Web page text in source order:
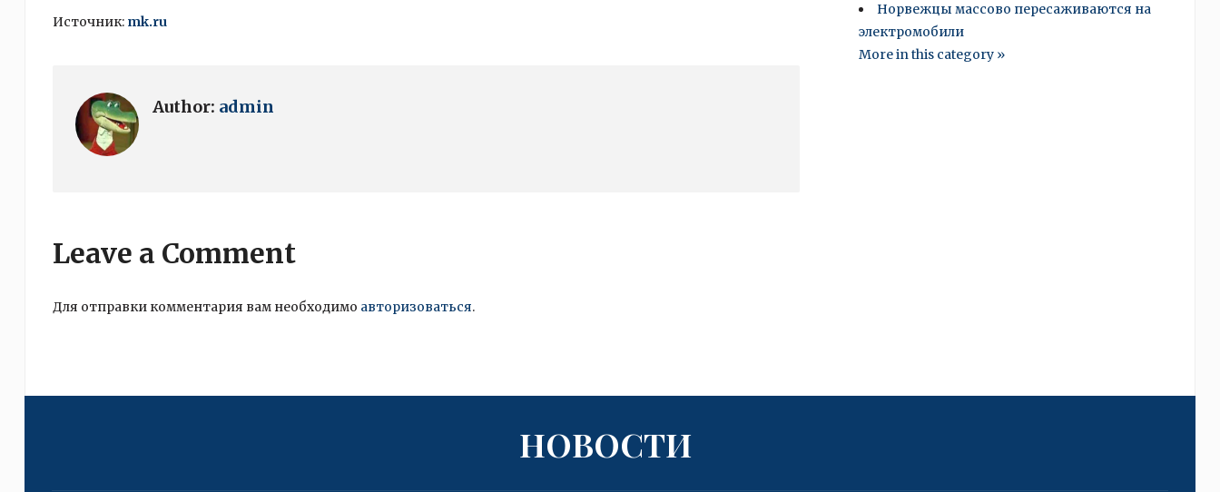
Источник: mk.ru
Author: admin
Leave a Comment
Для отправки комментария вам необходимо авторизоваться.
Норвежцы массово пересаживаются на
электромобили
More in this category »
НОВОСТИ